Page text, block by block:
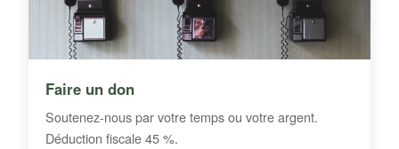
Faire un don
Soutenez-nous par votre temps ou votre argent.
Déduction fiscale 45 %.